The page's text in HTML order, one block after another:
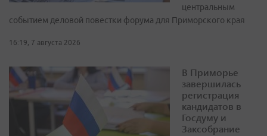
центральным
событием деловой повестки форума для Приморского края
16:19, 7 августа 2026
В Приморье
завершилась
регистрация
кандидатов в
Госдуму и
Заксобрание